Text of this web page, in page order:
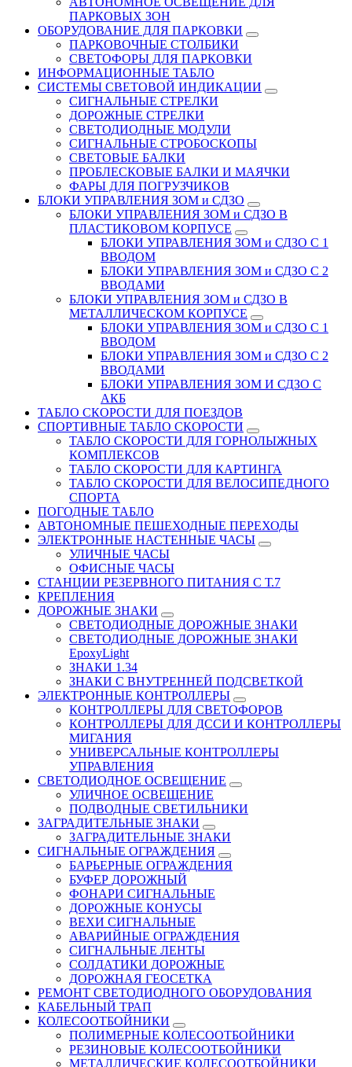
ПАРКОВЫХ ЗОН
ОБОРУДОВАНИЕ ДЛЯ ПАРКОВКИ
ПАРКОВОЧНЫЕ СТОЛБИКИ
СВЕТОФОРЫ ДЛЯ ПАРКОВКИ
ИНФОРМАЦИОННЫЕ ТАБЛО
CИСТЕМЫ СВЕТОВОЙ ИНДИКАЦИИ
СИГНАЛЬНЫЕ СТРЕЛКИ
ДОРОЖНЫЕ СТРЕЛКИ
СВЕТОДИОДНЫЕ МОДУЛИ
СИГНАЛЬНЫЕ СТРОБОСКОПЫ
СВЕТОВЫЕ БАЛКИ
ПРОБЛЕСКОВЫЕ БАЛКИ И МАЯЧКИ
ФАРЫ ДЛЯ ПОГРУЗЧИКОВ
БЛОКИ УПРАВЛЕНИЯ ЗОМ и СДЗО
БЛОКИ УПРАВЛЕНИЯ ЗОМ и СДЗО В
ПЛАСТИКОВОМ КОРПУСЕ
БЛОКИ УПРАВЛЕНИЯ ЗОМ и СДЗО С 1
ВВОДОМ
БЛОКИ УПРАВЛЕНИЯ ЗОМ и СДЗО С 2
ВВОДАМИ
БЛОКИ УПРАВЛЕНИЯ ЗОМ и СДЗО В
МЕТАЛЛИЧЕСКОМ КОРПУСЕ
БЛОКИ УПРАВЛЕНИЯ ЗОМ и СДЗО С 1
ВВОДОМ
БЛОКИ УПРАВЛЕНИЯ ЗОМ и СДЗО С 2
ВВОДАМИ
БЛОКИ УПРАВЛЕНИЯ ЗОМ И СДЗО С
АКБ
ТАБЛО СКОРОСТИ ДЛЯ ПОЕЗДОВ
СПОРТИВНЫЕ ТАБЛО СКОРОСТИ
ТАБЛО СКОРОСТИ ДЛЯ ГОРНОЛЫЖНЫХ
КОМПЛЕКСОВ
ТАБЛО СКОРОСТИ ДЛЯ КАРТИНГА
ТАБЛО СКОРОСТИ ДЛЯ ВЕЛОСИПЕДНОГО
СПОРТА
ПОГОДНЫЕ ТАБЛО
АВТОНОМНЫЕ ПЕШЕХОДНЫЕ ПЕРЕХОДЫ
ЭЛЕКТРОННЫЕ НАСТЕННЫЕ ЧАСЫ
УЛИЧНЫЕ ЧАСЫ
ОФИСНЫЕ ЧАСЫ
СТАНЦИИ РЕЗЕРВНОГО ПИТАНИЯ С Т.7
КРЕПЛЕНИЯ
ДОРОЖНЫЕ ЗНАКИ
СВЕТОДИОДНЫЕ ДОРОЖНЫЕ ЗНАКИ
СВЕТОДИОДНЫЕ ДОРОЖНЫЕ ЗНАКИ
EpoxyLight
ЗНАКИ 1.34
ЗНАКИ С ВНУТРЕННЕЙ ПОДСВЕТКОЙ
ЭЛЕКТРОННЫЕ КОНТРОЛЛЕРЫ
КОНТРОЛЛЕРЫ ДЛЯ СВЕТОФОРОВ
КОНТРОЛЛЕРЫ ДЛЯ ДССИ И КОНТРОЛЛЕРЫ
МИГАНИЯ
УНИВЕРСАЛЬНЫЕ КОНТРОЛЛЕРЫ
УПРАВЛЕНИЯ
СВЕТОДИОДНОЕ ОСВЕЩЕНИЕ
УЛИЧНОЕ ОСВЕЩЕНИЕ
ПОДВОДНЫЕ СВЕТИЛЬНИКИ
ЗАГРАДИТЕЛЬНЫЕ ЗНАКИ
ЗАГРАДИТЕЛЬНЫЕ ЗНАКИ
СИГНАЛЬНЫЕ ОГРАЖДЕНИЯ
БАРЬЕРНЫЕ ОГРАЖДЕНИЯ
БУФЕР ДОРОЖНЫЙ
ФОНАРИ СИГНАЛЬНЫЕ
ДОРОЖНЫЕ КОНУСЫ
ВЕХИ СИГНАЛЬНЫЕ
АВАРИЙНЫЕ ОГРАЖДЕНИЯ
СИГНАЛЬНЫЕ ЛЕНТЫ
СОЛДАТИКИ ДОРОЖНЫЕ
ДОРОЖНАЯ ГЕОСЕТКА
РЕМОНТ СВЕТОДИОДНОГО ОБОРУДОВАНИЯ
КАБЕЛЬНЫЙ ТРАП
КОЛЕСООТБОЙНИКИ
ПОЛИМЕРНЫЕ КОЛЕСООТБОЙНИКИ
РЕЗИНОВЫЕ КОЛЕСООТБОЙНИКИ
МЕТАЛЛИЧЕСКИЕ КОЛЕСООТБОЙНИКИ